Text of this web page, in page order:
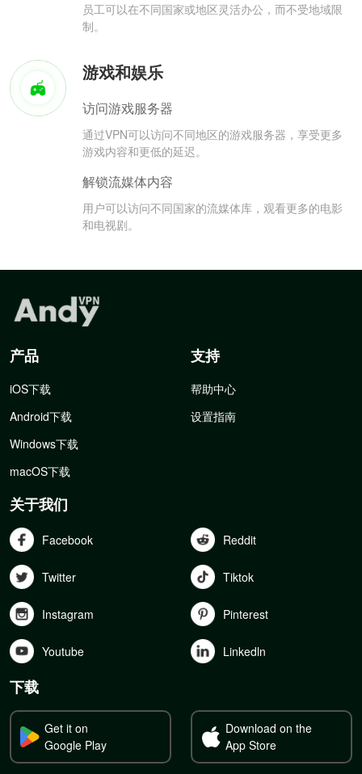
员工可以在不同国家或地区灵活办公，而不受地域限
制。
游戏和娱乐
访问游戏服务器
通过VPN可以访问不同地区的游戏服务器，享受更多
游戏内容和更低的延迟。
解锁流媒体内容
用户可以访问不同国家的流媒体库，观看更多的电影
和电视剧。
产品
iOS下载
Android下载
Windows下载
macOS下载
支持
帮助中心
设置指南
关于我们
Facebook Reddit
Twitter Tiktok
Instagram Pinterest
Youtube Linkedln
下载
Get it on
Google Play
Download on the
App Store